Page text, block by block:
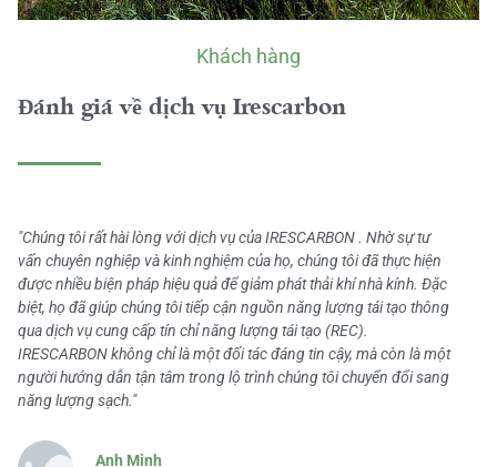
Khách hàng
Đánh giá về dịch vụ Irescarbon
"Chúng tôi rất hài lòng với dịch vụ của IRESCARBON . Nhờ sự tư
vấn chuyên nghiệp và kinh nghiệm của họ, chúng tôi đã thực hiện
được nhiều biện pháp hiệu quả để giảm phát thải khí nhà kính. Đặc
biệt, họ đã giúp chúng tôi tiếp cận nguồn năng lượng tái tạo thông
qua dịch vụ cung cấp tín chỉ năng lượng tái tạo (REC).
IRESCARBON không chỉ là một đối tác đáng tin cậy, mà còn là một
người hướng dẫn tận tâm trong lộ trình chúng tôi chuyển đổi sang
năng lượng sạch."
Anh Minh